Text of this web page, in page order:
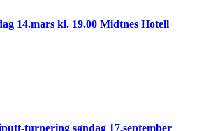
14.mars kl. 19.00 Midtnes Hotell
turnering søndag 17.september